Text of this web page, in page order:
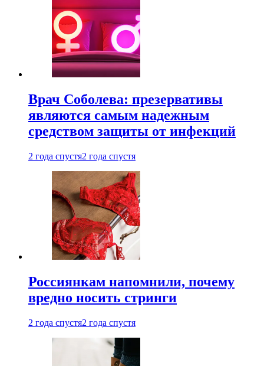
Врач Соболева: презервативы
являются самым надежным
средством защиты от инфекций
2 года спустя2 года спустя
Россиянкам напомнили, почему
вредно носить стринги
2 года спустя2 года спустя